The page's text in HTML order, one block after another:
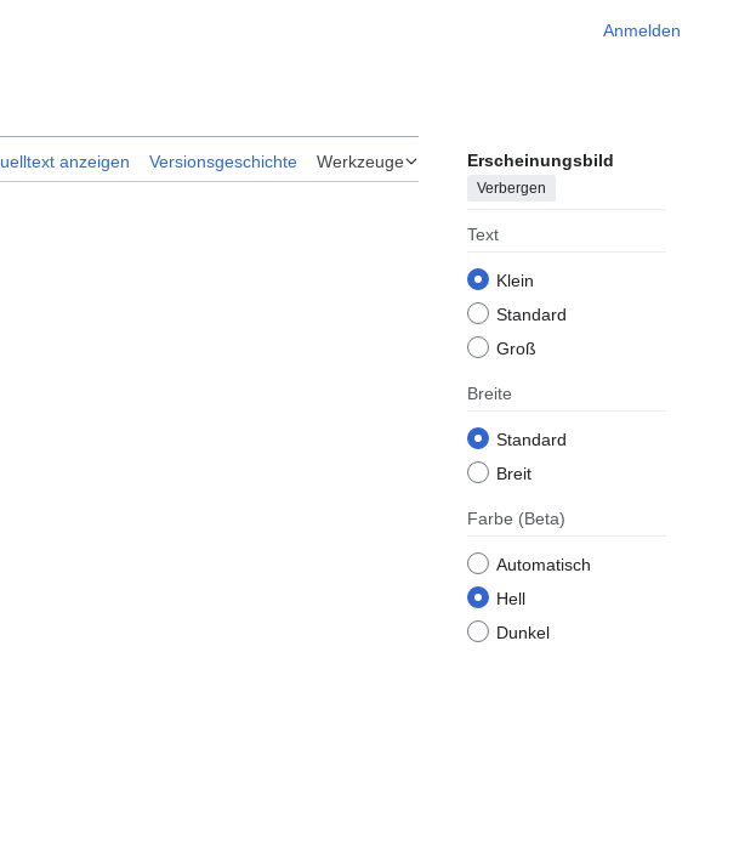
Anmelden
anzeigen Versionsgeschichte Werkzeuge Erscheinungsbild
Verbergen
Text
Klein
Standard
Groß
Breite
Standard
Breit
Farbe (Beta)
Automatisch
Hell
Dunkel